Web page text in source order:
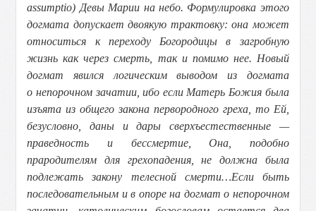
assumptio) Девы Марии на небо. Формулировка этого
догмата допускает двоякую трактовку: она может
относиться к переходу Богородицы в загробную
жизнь как через смерть, так и помимо нее. Новый
догмат явился логическим выводом из догмата
о непорочном зачатии, ибо если Матерь Божия была
изъята из общего закона первородного греха, то Ей,
безусловно, даны и дары сверхъестественные —
праведность и бессмертие, Она, подобно
прародителям для грехопадения, не должна была
подлежать закону телесной смерти…Если быть
последовательным и в опоре на догмат о непорочном